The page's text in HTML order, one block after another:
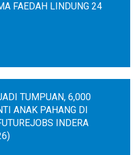
FAEDAH LINDUNG 24
TUMPUAN, 6,000
ANAK PAHANG DI
INDERA